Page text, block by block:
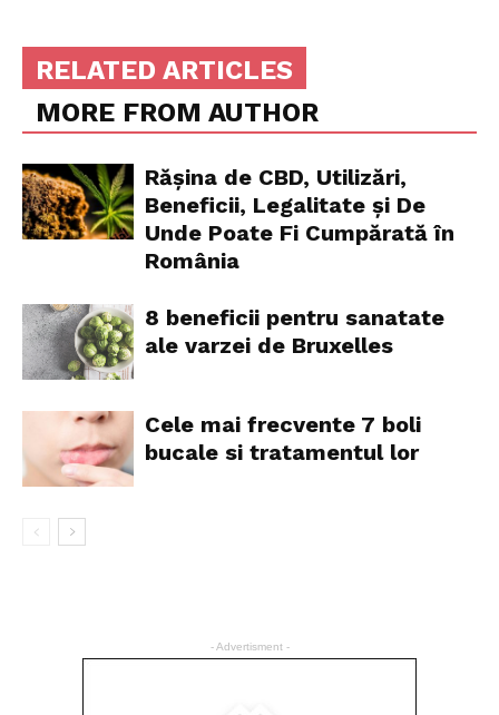
RELATED ARTICLES
MORE FROM AUTHOR
Rășina de CBD, Utilizări,
Beneficii, Legalitate și De
Unde Poate Fi Cumpărată în
România
8 beneficii pentru sanatate
ale varzei de Bruxelles
Cele mai frecvente 7 boli
bucale si tratamentul lor
- Advertisment -